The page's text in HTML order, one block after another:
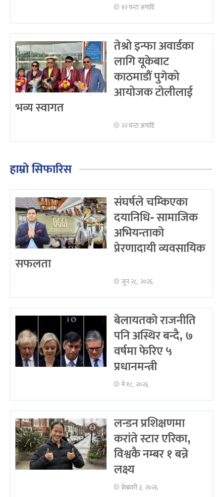
१२ घन्टा अगाडि
तेश्रो इन्फा अवार्डका
लागि यूकेबाट
काठमाडौं पुगेको
आयोजक टोलीलाई
भव्य स्वागत
२२ घन्टा अगाडि
हाम्रो सिफारिस
संघर्षले चम्किएका
दयानिधि- सामाजिक
अभियन्ताको
प्रेरणादायी व्यवसायिक
सफलता
जुन २८, २०२६
बेलायतको राजनीति
पनि अस्थिर बन्दै, ७
वर्षमा फेरिए ५
प्रधानमन्त्री
मे १८, २०२६
लन्डन प्रशिक्षणमा
करांते स्टार एरिका,
विश्वकै नम्बर १ बन्ने
लक्ष्य
फ्रेब्रवरी ३, २०२६